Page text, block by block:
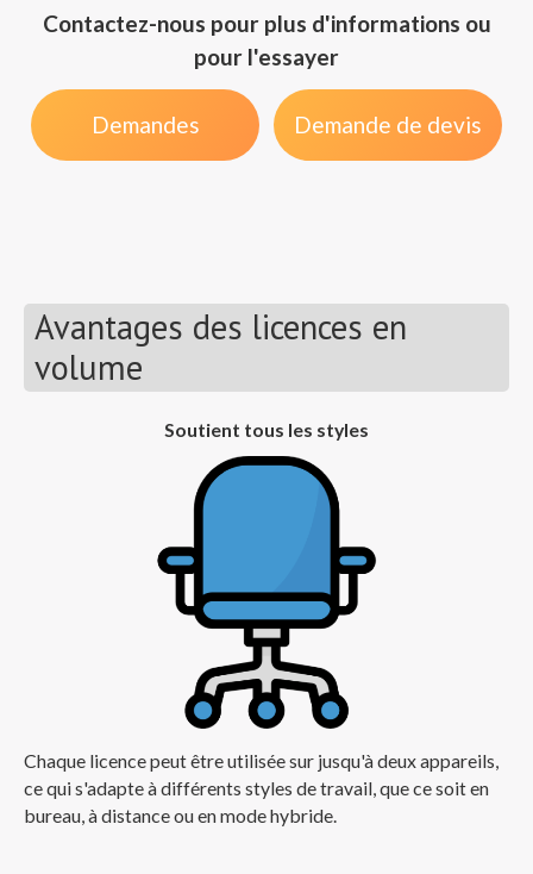
Contactez-nous pour plus d'informations ou
pour l'essayer
Demandes Demande de devis
Avantages des licences en
volume
Soutient tous les styles
Chaque licence peut être utilisée sur jusqu'à deux appareils,
ce qui s'adapte à différents styles de travail, que ce soit en
bureau, à distance ou en mode hybride.